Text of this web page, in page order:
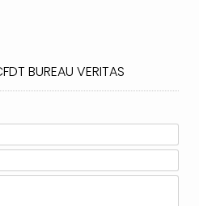
BUREAU VERITAS